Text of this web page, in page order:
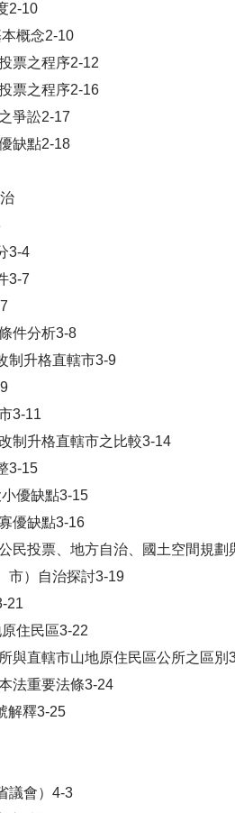
2-10
概念2-10
票之程序2-12
票之程序2-16
爭訟2-17
缺點2-18
3-4
3-7
件分析3-8
制升格直轄市3-9
3-11
制升格直轄市之比較3-14
3-15
優缺點3-15
優缺點3-16
民投票、地方自治、國土空間規劃
市）自治探討3-19
21
住民區3-22
與直轄市山地原住民區公所之區別
法重要法條3-24
解釋3-25
議會）4-3